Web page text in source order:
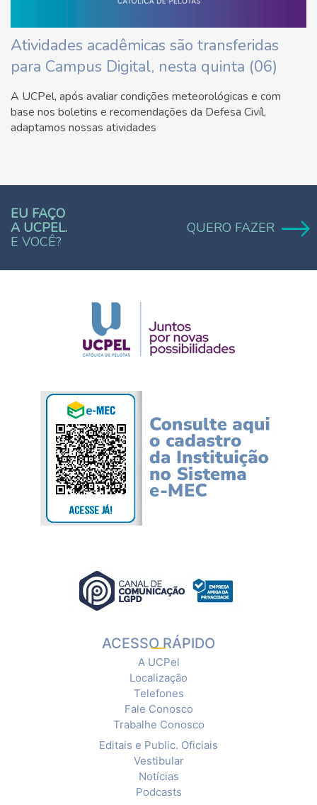
Atividades acadêmicas são transferidas
para Campus Digital, nesta quinta (06)
A UCPel, após avaliar condições meteorológicas e com
base nos boletins e recomendações da Defesa Civíl,
adaptamos nossas atividades
EU FAÇO
A UCPEL.
E VOCÊ?
QUERO FAZER
ACESSO RÁPIDO
A UCPel
Localização
Telefones
Fale Conosco
Trabalhe Conosco
Editais e Public. Oficiais
Vestibular
Notícias
Podcasts